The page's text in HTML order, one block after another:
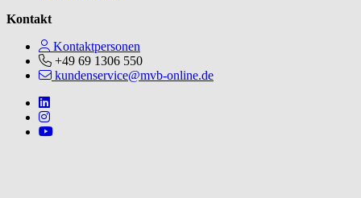
Kontakt
Kontaktpersonen
+49 69 1306 550
kundenservice@mvb-online.de
Follow us on https://www.linkedin.com/company/mvbbooks
Follow us on https://www.instagram.com/lifeatmvb/
Follow us on https://www.youtube.com/@mvbbooks